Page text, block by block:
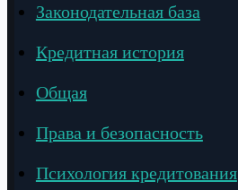
Законодательная база
Кредитная история
Общая
Права и безопасность
Психология кредитования